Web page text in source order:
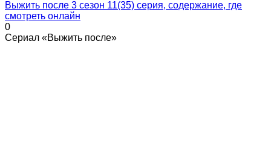
Выжить после 3 сезон 11(35) серия, содержание, где
смотреть онлайн
0
Сериал «Выжить после»